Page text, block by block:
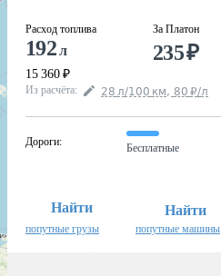
Расход топлива
192л
15 360 ₽
За Платон
235₽
Из расчёта: 28 л/100 км, 80 ₽/л
Дороги:
Бесплатные
Найти
попутные грузы
Найти
попутные машины